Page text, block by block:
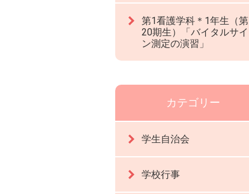
第1看護学科＊1年生（第
20期生）「バイタルサイ
ン測定の演習」
カテゴリー
学生自治会
学校行事